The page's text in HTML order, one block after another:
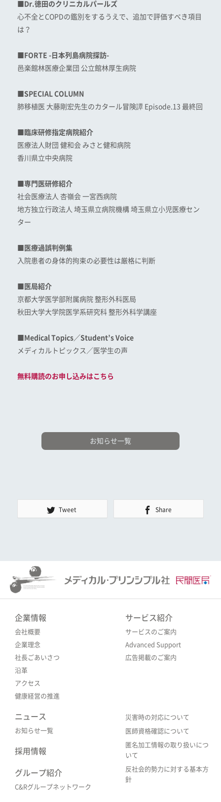
■Dr.徳田のクリニカルパールズ
心不全とCOPDの鑑別をするうえで、追加で評価すべき項目
は？
■FORTE -日本列島病院探訪-
邑楽館林医療企業団 公立館林厚生病院
■SPECIAL COLUMN
肺移植医 大藤剛宏先生のカタール冒険譚 Episode.13 最終回
■臨床研修指定病院紹介
医療法人財団 健和会 みさと健和病院
香川県立中央病院
■専門医研修紹介
社会医療法人 杏嶺会 一宮西病院
地方独立行政法人 埼玉県立病院機構 埼玉県立小児医療セン
ター
■医療過誤判例集
入院患者の身体的拘束の必要性は厳格に判断
■医局紹介
京都大学医学部附属病院 整形外科医局
秋田大学大学院医学系研究科 整形外科学講座
■Medical Topics／Student’s Voice
メディカルトピックス／医学生の声
無料購読のお申し込みはこちら
お知らせ一覧
Tweet Share
企業情報
会社概要
企業理念
社長ごあいさつ
沿革
アクセス
健康経営の推進
サービス紹介
サービスのご案内
Advanced Support
広告掲載のご案内
ニュース
お知らせ一覧
採用情報
グループ紹介
C&Rグループネットワーク
災害時の対応について
医師資格確認について
匿名加工情報の取り扱いにつ
いて
反社会的勢力に対する基本方
針